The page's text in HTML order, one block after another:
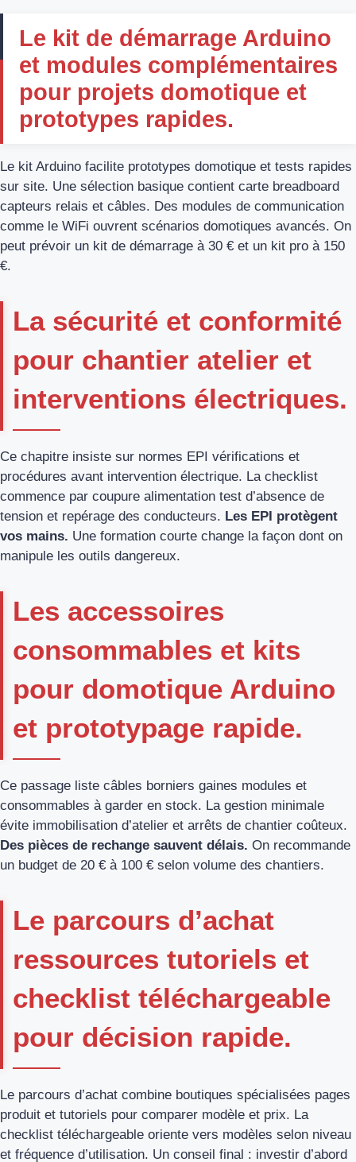
Le kit de démarrage Arduino
et modules complémentaires
pour projets domotique et
prototypes rapides.
Le kit Arduino facilite prototypes domotique et tests rapides
sur site. Une sélection basique contient carte breadboard
capteurs relais et câbles. Des modules de communication
comme le WiFi ouvrent scénarios domotiques avancés. On
peut prévoir un kit de démarrage à 30 € et un kit pro à 150
€.
La sécurité et conformité
pour chantier atelier et
interventions électriques.
Ce chapitre insiste sur normes EPI vérifications et
procédures avant intervention électrique. La checklist
commence par coupure alimentation test d’absence de
tension et repérage des conducteurs. Les EPI protègent
vos mains. Une formation courte change la façon dont on
manipule les outils dangereux.
Les accessoires
consommables et kits
pour domotique Arduino
et prototypage rapide.
Ce passage liste câbles borniers gaines modules et
consommables à garder en stock. La gestion minimale
évite immobilisation d’atelier et arrêts de chantier coûteux.
Des pièces de rechange sauvent délais. On recommande
un budget de 20 € à 100 € selon volume des chantiers.
Le parcours d’achat
ressources tutoriels et
checklist téléchargeable
pour décision rapide.
Le parcours d’achat combine boutiques spécialisées pages
produit et tutoriels pour comparer modèle et prix. La
checklist téléchargeable oriente vers modèles selon niveau
et fréquence d’utilisation. Un conseil final : investir d’abord